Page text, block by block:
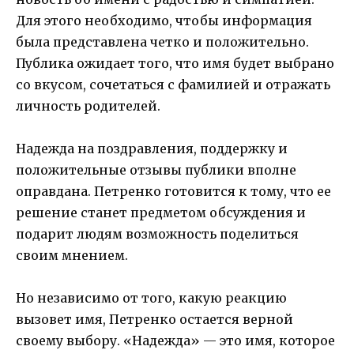
Для этого необходимо, чтобы информация
была представлена четко и положительно.
Публика ожидает того, что имя будет выбрано
со вкусом, сочетаться с фамилией и отражать
личность родителей.
Надежда на поздравления, поддержку и
положительные отзывы публики вполне
оправдана. Петренко готовится к тому, что ее
решение станет предметом обсуждения и
подарит людям возможность поделиться
своим мнением.
Но независимо от того, какую реакцию
вызовет имя, Петренко остается верной
своему выбору. «Надежда» — это имя, которое